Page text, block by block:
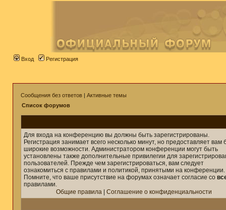
Вход Регистрация
Сообщения без ответов | Активные темы
Список форумов
Для входа на конференцию вы должны быть зарегистрированы.
Регистрация занимает всего несколько минут, но предоставляет вам
широкие возможности. Администратором конференции могут быть
установлены также дополнительные привилегии для
пользователей. Прежде чем зарегистрироваться, вам следует
ознакомиться с правилами и политикой, принятыми на конференции.
Помните, что ваше присутствие на форумах означает согласие со
правилами.
Общие правила
Соглашение о конфиденциальности